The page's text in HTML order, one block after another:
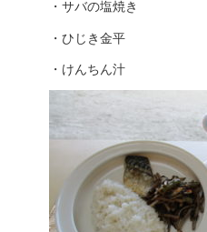
・サバの塩焼き
・ひじき金平
・けんちん汁